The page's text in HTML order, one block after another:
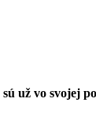
už vo svojej